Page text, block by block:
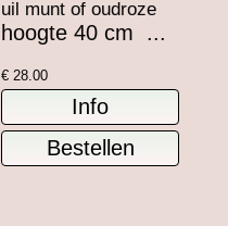
uil munt of oudroze
hoogte 40 cm ...
€ 28.00